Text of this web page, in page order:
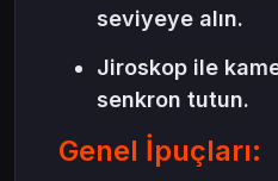
seviyeye alın.
Jiroskop ile
senkron tutun.
Genel İpuçları: